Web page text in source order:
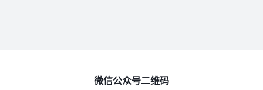
微信公众号二维码